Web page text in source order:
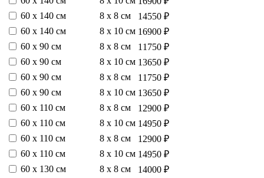
60 х 140 см
8 х 8 см
14550 ₽
60 х 140 см
8 х 10 см 16900 ₽
60 х 90 см
8 х 8 см
11750 ₽
60 х 90 см
8 х 10 см 13650 ₽
60 х 90 см
8 х 8 см
11750 ₽
60 х 90 см
8 х 10 см 13650 ₽
60 х 110 см
8 х 8 см
12900 ₽
60 х 110 см
8 х 10 см 14950 ₽
60 х 110 см
8 х 8 см
12900 ₽
60 х 110 см
8 х 10 см 14950 ₽
60 х 130 см
8 х 8 см
14000 ₽